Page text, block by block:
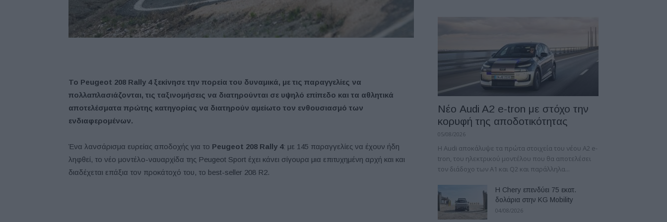
Το Peugeot 208 Rally 4 ξεκίνησε την πορεία του δυναμικά, με τις παραγγελίες να
πολλαπλασιάζονται, τις ταξινομήσεις να διατηρούνται σε υψηλό επίπεδο και τα αθλητικά
αποτελέσματα πρώτης κατηγορίας να διατηρούν αμείωτο τον ενθουσιασμό των
ενδιαφερομένων.
Ένα λανσάρισμα ευρείας αποδοχής για το Peugeot 208 Rally 4: με 145 παραγγελίες να έχουν ήδη
ληφθεί, το νέο μοντέλο-ναυαρχίδα της Peugeot Sport έχει κάνει σίγουρα μια επιτυχημένη αρχή και και
διαδέχεται επάξια τον προκάτοχό του, το best-seller 208 R2.
Νέο Audi A2 e-tron με στόχο την
κορυφή της αποδοτικότητας
05/08/2026
Η Audi αποκάλυψε τα πρώτα στοιχεία του νέου A2 e-
tron, του ηλεκτρικού μοντέλου που θα αποτελέσει
τον διάδοχο των A1 και Q2 και παράλληλα...
Η Chery επενδύει 75 εκατ.
δολάρια στην KG Mobility
04/08/2026